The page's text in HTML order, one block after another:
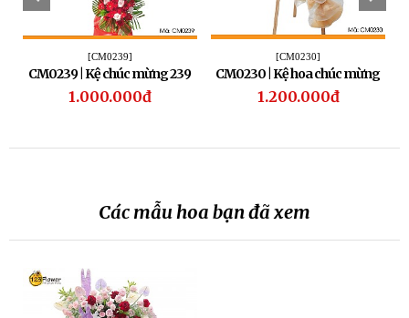
[CM0239]
CM0239 | Kệ chúc mừng 239
1.000.000đ
[CM0230]
CM0230 | Kệ hoa chúc mừng
230
1.200.000đ
Các mẫu hoa bạn đã xem